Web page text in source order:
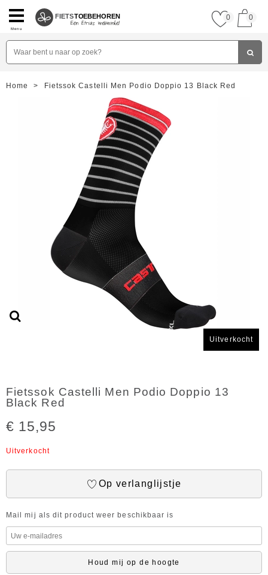
Menu
FIETSTOEBEHOREN 0 0
Home > Fietssok Castelli Men Podio Doppio 13 Black Red
Uitverkocht
Fietssok Castelli Men Podio Doppio 13
Black Red
€ 15,95
Uitverkocht
Op verlanglijstje
Mail mij als dit product weer beschikbaar is
Houd mij op de hoogte